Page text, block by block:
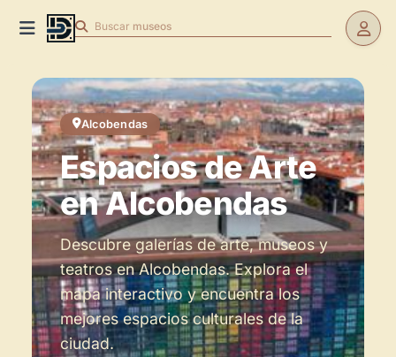
Buscar museos
Alcobendas
Espacios de Arte
en Alcobendas
Descubre galerías de arte, museos y
teatros en Alcobendas. Explora el
mapa interactivo y encuentra los
mejores espacios culturales de la
ciudad.
Espacios de Arte en Alcobendas